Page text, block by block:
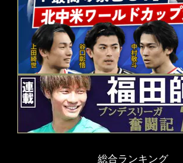
総合ランキング